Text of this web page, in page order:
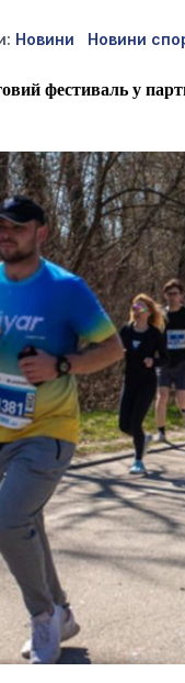
Новини Новини
фестиваль у